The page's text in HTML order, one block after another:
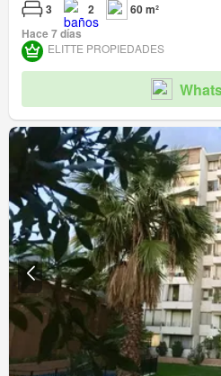
3 2
60 m²
Hace 7 días
ELITTE PROPIEDADES